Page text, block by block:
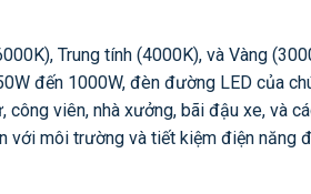
Trung tính (4000K), và Vàng
đến 1000W, đèn đường LED của
viên, nhà xưởng, bãi đậu xe, và
với môi trường và tiết kiệm điện năng